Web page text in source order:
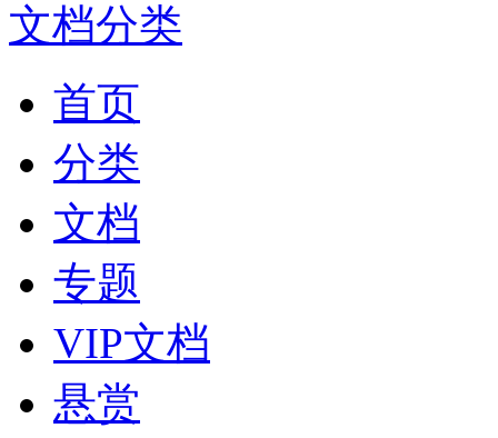
文档分类
首页
分类
文档
专题
VIP文档
悬赏